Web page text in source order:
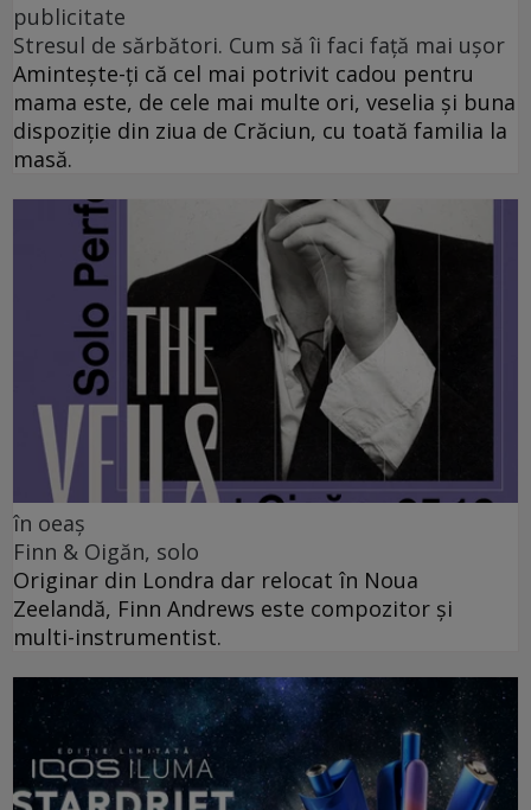
publicitate
Stresul de sărbători. Cum să îi faci față mai ușor
Amintește-ți că cel mai potrivit cadou pentru
mama este, de cele mai multe ori, veselia și buna
dispoziție din ziua de Crăciun, cu toată familia la
masă.
în oeaș
Finn & Oigăn, solo
Originar din Londra dar relocat în Noua
Zeelandă, Finn Andrews este compozitor și
multi-instrumentist.